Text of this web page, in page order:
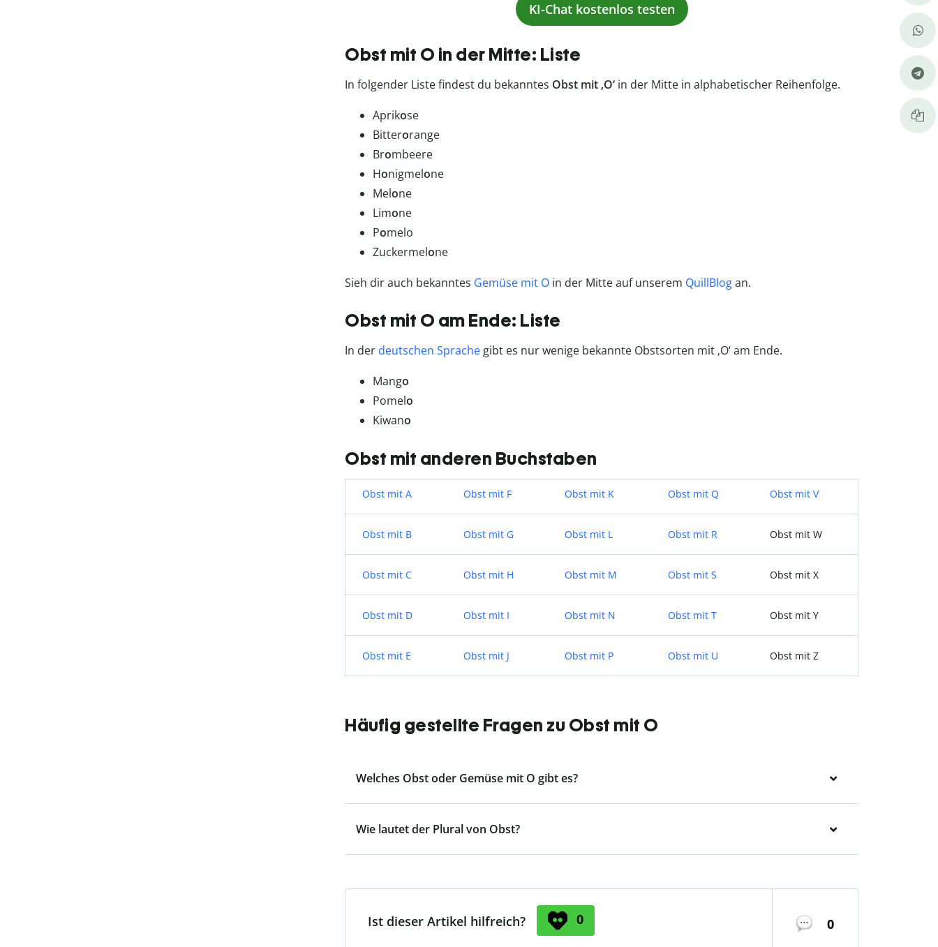
KI-Chat kostenlos testen
Obst mit O in der Mitte: Liste
In folgender Liste findest du bekanntes Obst mit ‚O‘ in der Mitte in alphabetischer Reihenfolge.
Aprikose
Bitterorange
Brombeere
Honigmelone
Melone
Limone
Pomelo
Zuckermelone
Sieh dir auch bekanntes Gemüse mit O in der Mitte auf unserem QuillBlogan.
Obst mit O am Ende: Liste
In der deutschen Sprache gibt es nur wenige bekannte Obstsorten mit ‚O‘ am Ende.
Mango
Pomelo
Kiwano
Obst mit anderen Buchstaben
Obst mit A Obst mit F Obst mit K Obst mit Q Obst mit V
Obst mit B Obst mit G Obst mit L Obst mit R Obst mit W
Obst mit C Obst mit H Obst mit M Obst mit S Obst mit X
Obst mit D Obst mit I Obst mit N Obst mit T Obst mit Y
Obst mit E Obst mit J Obst mit P Obst mit U Obst mit Z
Häufig gestellte Fragen zu Obst mit O
Welches Obst oder Gemüse mit O gibt es?
Wie lautet der Plural von Obst?
Ist dieser Artikel hilfreich? 0 0